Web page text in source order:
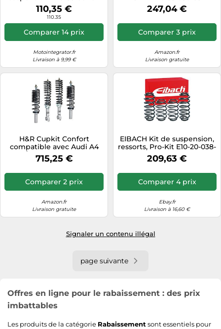
22 Sportline 329mm pour
VW
110,35 €
110.35
Comparer 14 prix
Motointegrator.fr
Livraison à 9,99 €
247,04 €
Comparer 3 prix
Amazon.fr
Livraison gratuite
H&R Cupkit Confort
compatible avec Audi A4
2000-/Seat Exeo 2009- 2WD
à partir de 1051kg AV-
35mm
715,25 €
Comparer 2 prix
Amazon.fr
Livraison gratuite
EIBACH Kit de suspension,
ressorts, Pro-Kit E10-20-038-
05-20 Compatible avec:
BMW 5 Touring, 5 Touring
209,63 €
Comparer 4 prix
Ebay.fr
Livraison à 16,60 €
Signaler un contenu illégal
page suivante
Offres en ligne pour le rabaissement : des prix
imbattables
Les produits de la catégorie Rabaissement sont essentiels pour